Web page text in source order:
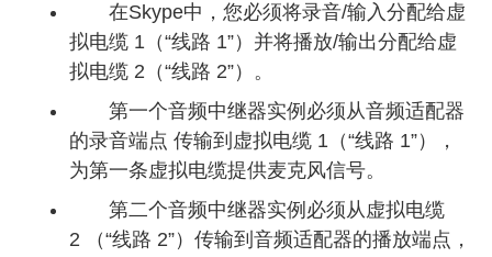
在Skype中，您必须将录音/输入分配给虚
拟电缆 1（“线路 1”）并将播放/输出分配给虚
拟电缆 2（“线路 2”）。
第一个音频中继器实例必须从音频适配器
的录音端点 传输到虚拟电缆 1（“线路 1”），
为第一条虚拟电缆提供麦克风信号。
第二个音频中继器实例必须从虚拟电缆
2 （“线路 2”）传输到音频适配器的播放端点，